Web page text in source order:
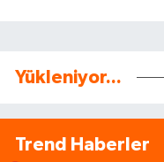
Yükleniyor...
Trend Haberler